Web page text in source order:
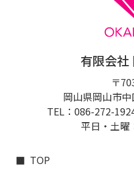
有限会社
〒
岡山県岡山市
TEL：086-272-
平日・土曜
TOP